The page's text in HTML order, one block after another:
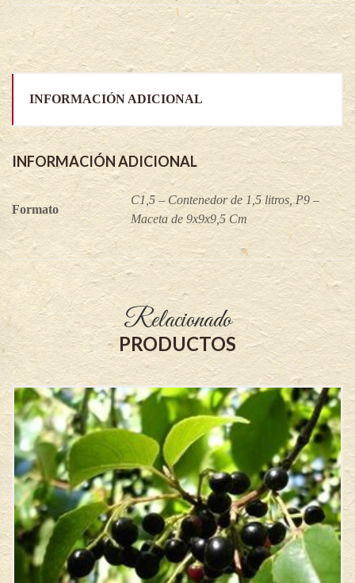
quantity
INFORMACIÓN ADICIONAL
INFORMACIÓN ADICIONAL
Formato
C1,5 – Contenedor de 1,5 litros, P9 –
Maceta de 9x9x9,5 Cm
Relacionado
PRODUCTOS